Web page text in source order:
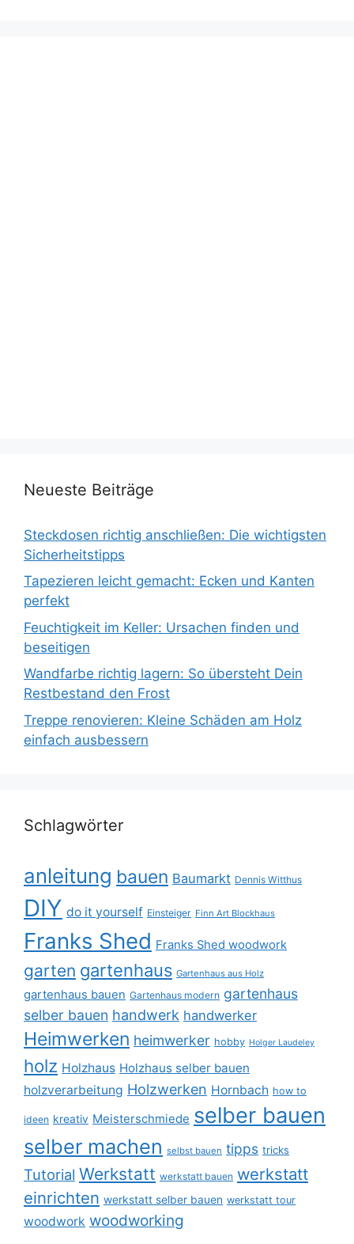
Neueste Beiträge
Steckdosen richtig anschließen: Die wichtigsten
Sicherheitstipps
Tapezieren leicht gemacht: Ecken und Kanten
perfekt
Feuchtigkeit im Keller: Ursachen finden und
beseitigen
Wandfarbe richtig lagern: So übersteht Dein
Restbestand den Frost
Treppe renovieren: Kleine Schäden am Holz
einfach ausbessern
Schlagwörter
anleitung bauen Baumarkt Dennis Witthus
DIY do it yourself Einsteiger Finn Art Blockhaus
Franks Shed Franks Shed woodwork
garten gartenhaus Gartenhaus aus Holz
gartenhaus bauen Gartenhaus modern gartenhaus
selber bauen handwerk handwerker
Heimwerken heimwerker hobby Holger Laudeley
holz Holzhaus Holzhaus selber bauen
holzverarbeitung Holzwerken Hornbach how to
ideen kreativ Meisterschmiede selber bauen
selber machen selbst bauen tipps tricks
Tutorial Werkstatt werkstatt bauen werkstatt
einrichten werkstatt selber bauen werkstatt tour
woodwork woodworking